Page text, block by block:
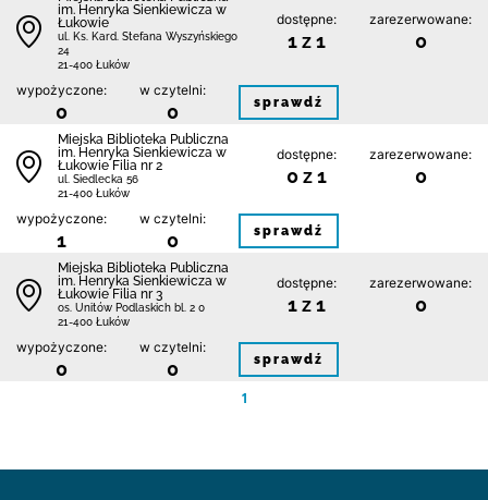
im. Henryka Sienkiewicza w
Łukowie
ul. Ks. Kard. Stefana Wyszyńskiego
24
21-400 Łuków
dostępne:
1 z 1
zarezerwowane:
0
wypożyczone:
0
w czytelni:
0 sprawdź
Miejska Biblioteka Publiczna
im. Henryka Sienkiewicza w
Łukowie Filia nr 2
ul. Siedlecka 56
21-400 Łuków
dostępne:
0 z 1
zarezerwowane:
0
wypożyczone:
1
w czytelni:
0 sprawdź
Miejska Biblioteka Publiczna
im. Henryka Sienkiewicza w
Łukowie Filia nr 3
os. Unitów Podlaskich bl. 2 0
21-400 Łuków
dostępne:
1 z 1
zarezerwowane:
0
wypożyczone:
0
w czytelni:
0 sprawdź
1